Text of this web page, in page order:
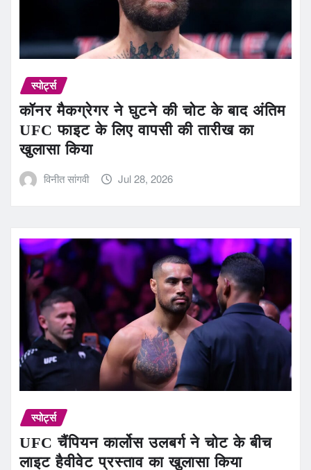
स्पोर्ट्स
कॉनर मैकग्रेगर ने घुटने की चोट के बाद अंतिम
UFC फाइट के लिए वापसी की तारीख का
खुलासा किया
विनीत सांगवी Jul 28, 2026
स्पोर्ट्स
UFC चैंपियन कार्लोस उलबर्ग ने चोट के बीच
लाइट हैवीवेट प्रस्ताव का खुलासा किया